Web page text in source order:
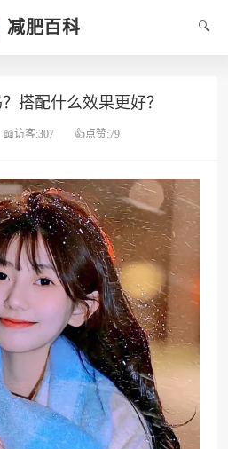
减肥百科 🔍
搭配什么效果更好？
📖访客:307 👍点赞:79